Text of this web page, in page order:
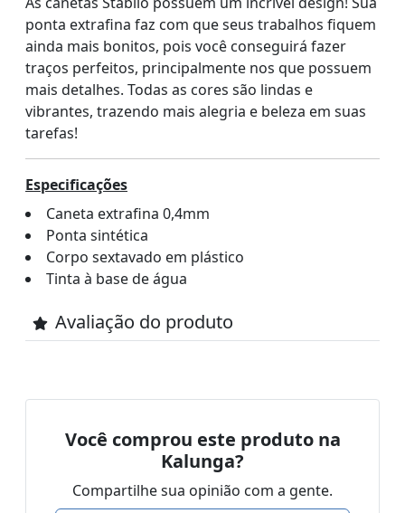
ponta extrafina faz com que seus trabalhos fiquem
ainda mais bonitos, pois você conseguirá fazer
traços perfeitos, principalmente nos que possuem
mais detalhes. Todas as cores são lindas e
vibrantes, trazendo mais alegria e beleza em suas
tarefas!
Especificações
Caneta extrafina 0,4mm
Ponta sintética
Corpo sextavado em plástico
Tinta à base de água
Avaliação do produto
Você comprou este produto na
Kalunga?
Compartilhe sua opinião com a gente.